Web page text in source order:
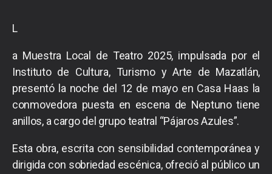
L
a Muestra Local de Teatro 2025, impulsada por el
Instituto de Cultura, Turismo y Arte de Mazatlán,
presentó la noche del 12 de mayo en Casa Haas la
conmovedora puesta en escena de Neptuno tiene
anillos, a cargo del grupo teatral “Pájaros Azules”.
Esta obra, escrita con sensibilidad contemporánea y
dirigida con sobriedad escénica, ofreció al público un